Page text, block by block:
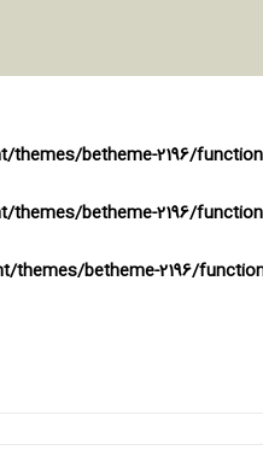
betheme-2196/
betheme-2196/
themes/betheme-2196/